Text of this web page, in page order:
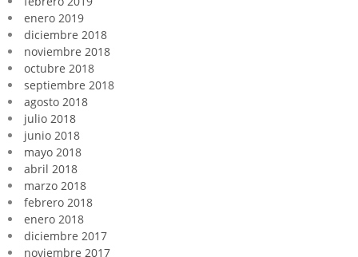
enero 2019
diciembre 2018
noviembre 2018
octubre 2018
septiembre 2018
agosto 2018
julio 2018
junio 2018
mayo 2018
abril 2018
marzo 2018
febrero 2018
enero 2018
diciembre 2017
noviembre 2017